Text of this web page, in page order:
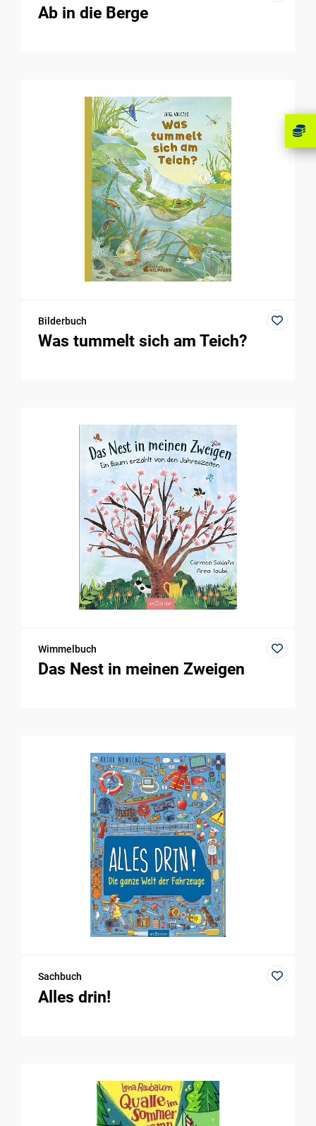
Ab in die Berge
Bilderbuch
Was tummelt sich am Teich?
Wimmelbuch
Das Nest in meinen Zweigen
Sachbuch
Alles drin!